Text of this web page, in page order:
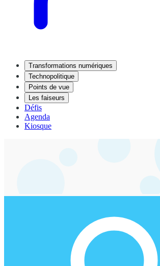
Transformations numériques
Technopolitique
Points de vue
Les faiseurs
Défis
Agenda
Kiosque